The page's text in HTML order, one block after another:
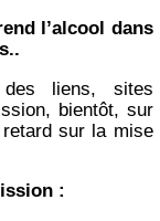
l’alcool dans
des liens, sites
bientôt, sur
sur la mise
: